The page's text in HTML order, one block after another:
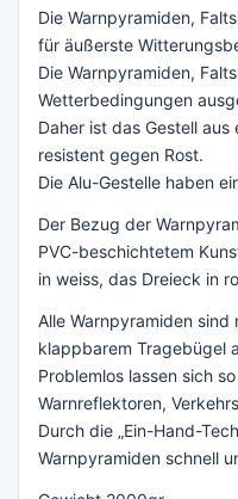
Die Warnpyramiden,
für äußerste
Die Warnpyramiden,
Wetterbedingungen
Daher ist das Gestell
resistent gegen Rost.
Die Alu-Gestelle haben
Der Bezug der
PVC-beschichtetem
in weiss, das Dreieck in
Alle Warnpyramiden
klappbarem Tragebügel
Problemlos lassen sich
Warnreflektoren,
Durch die „Ein-Hand-
Warnpyramiden schnell